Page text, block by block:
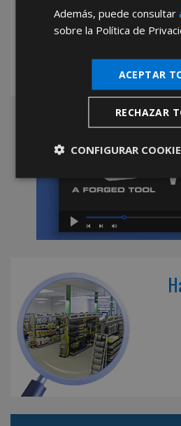
personalizado y una relación
la confianza. Con nosotros,
Además, puede consultar
sobre la Política de
ACEPTAR
RECHAZAR
CONFIGURAR